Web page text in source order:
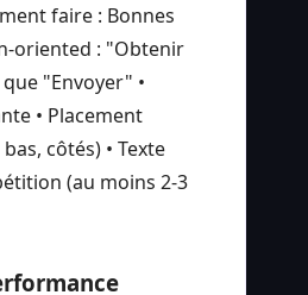
faire : Bonnes
oriented : "Obtenir
"Envoyer" •
• Placement
côtés) • Texte
(au moins 2-3